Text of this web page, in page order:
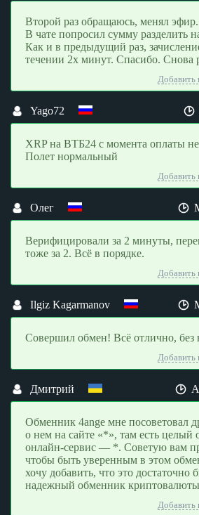
Второй раз обращаюсь, менял эфир.
В чате попросил сумму разделить
Как и в предыдущий раз,
течении 2х минут. Спасибо. Снова
Добавить
Yago72
XRP на ВТБ24 с момента оплаты
Полет нормальный
Добавить
Олег
Верифицировали за 2 минуты,
тоже за 2. Всё в порядке.
Добавить
Ilgiz Kagarmanov
Совершил обмен! Всё отлично, без
Добавить
Дмитрий
Обменник 4ange мне посоветовал
о нем на сайте «*», там есть целый
онлайн-сервис — *. Советую вам
чтобы быть уверенным в этом
хочу добавить, что это достаточно
надежный обменник
Добавить